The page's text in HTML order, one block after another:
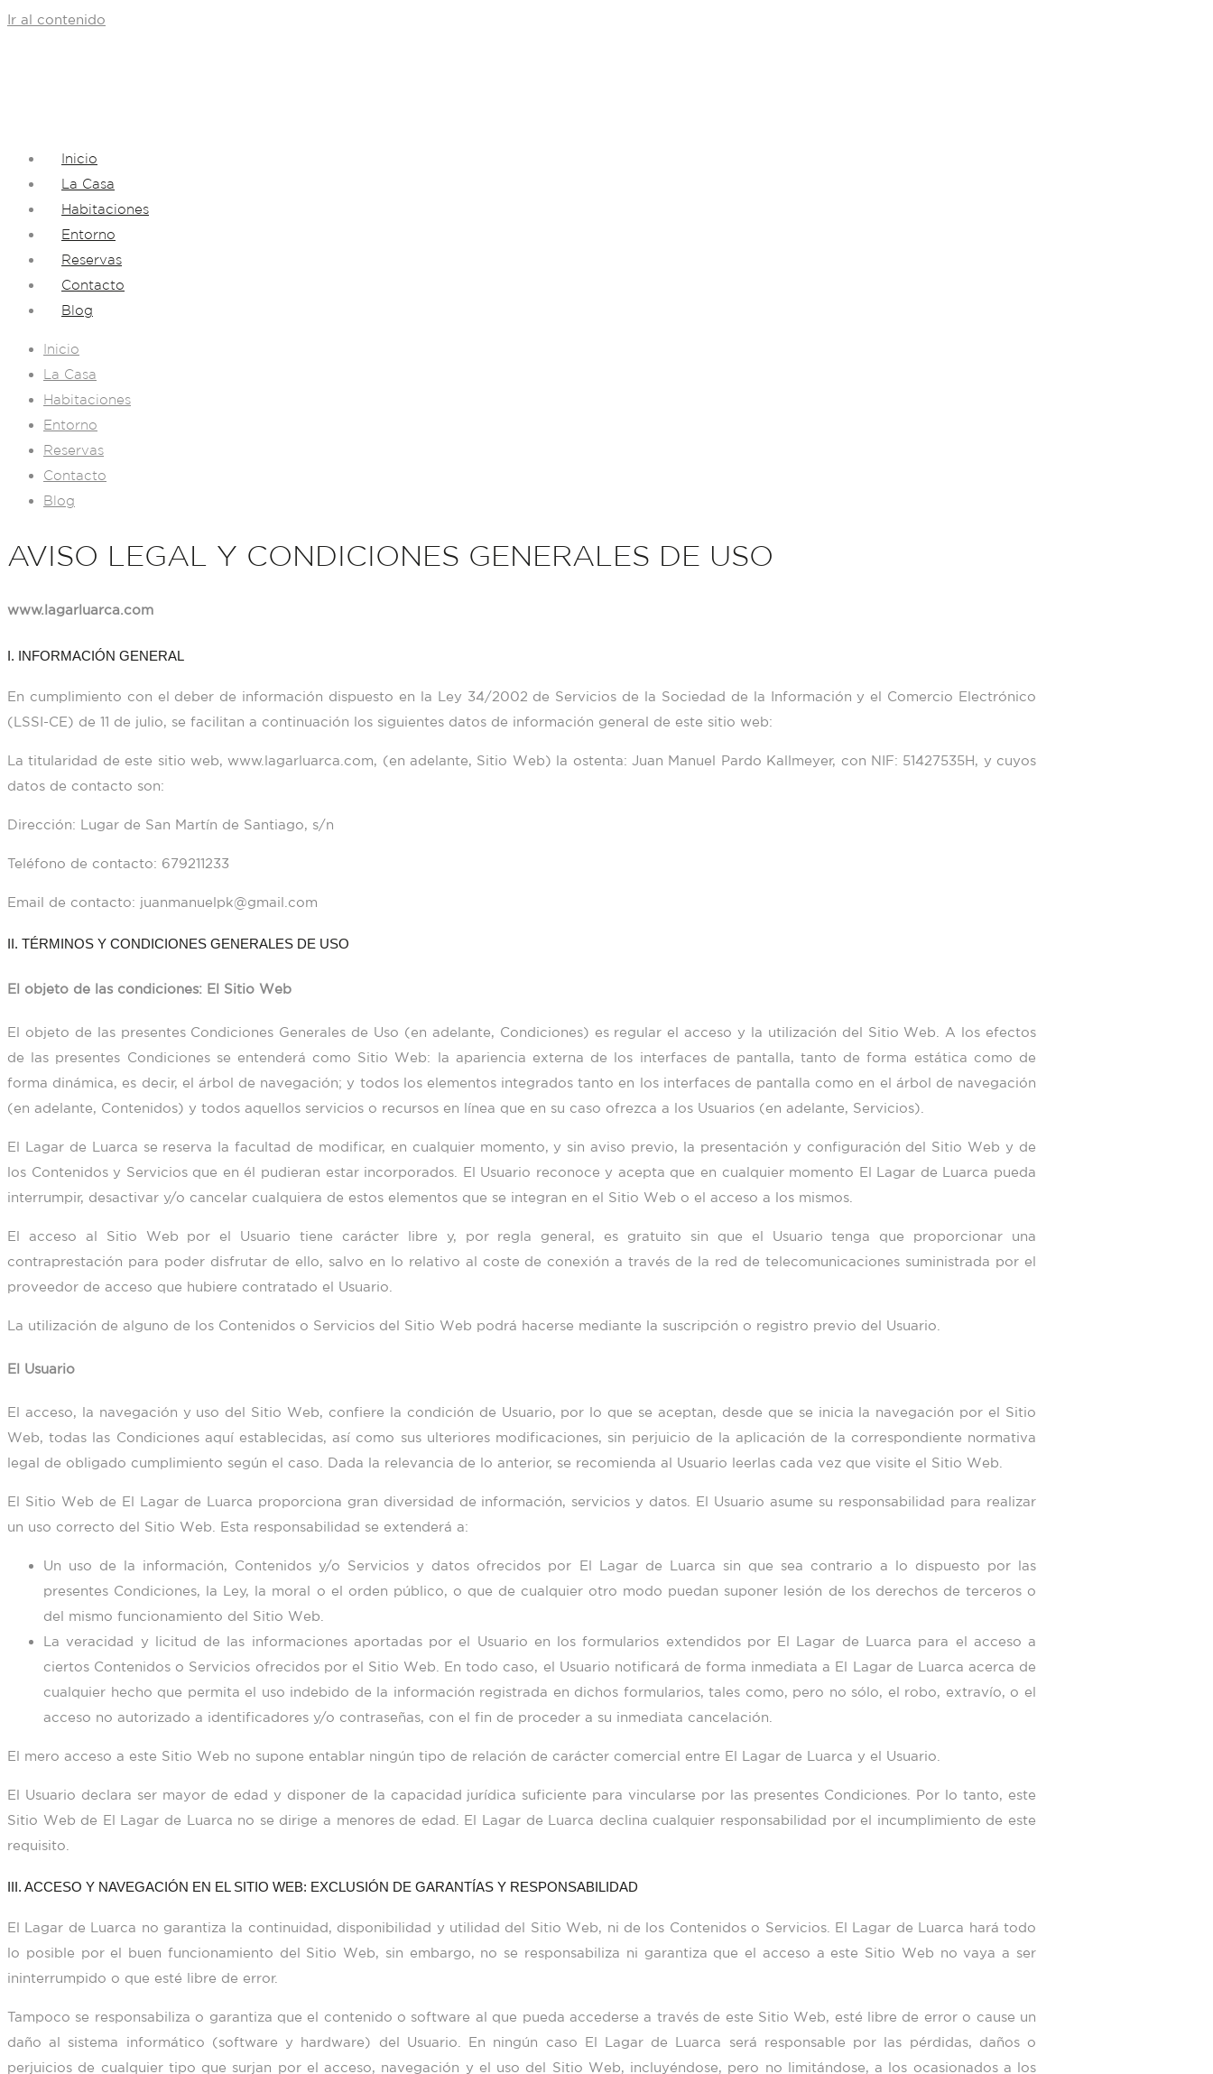
Ir al contenido
Inicio
La Casa
Habitaciones
Entorno
Reservas
Contacto
Blog
Inicio
La Casa
Habitaciones
Entorno
Reservas
Contacto
Blog
AVISO LEGAL Y CONDICIONES GENERALES DE USO
www.lagarluarca.com
I. INFORMACIÓN GENERAL
En cumplimiento con el deber de información dispuesto en la Ley 34/2002 de Servicios de la Sociedad de la Información y el Comercio Electrónico
(LSSI-CE) de 11 de julio, se facilitan a continuación los siguientes datos de información general de este sitio web:
La titularidad de este sitio web,www.lagarluarca.com, (en adelante, Sitio Web) la ostenta: Juan Manuel Pardo Kallmeyer, con NIF: 51427535H, y cuyos
datos de contacto son:
Dirección: Lugar de San Martín de Santiago, s/n
Teléfono de contacto: 679211233
Email de contacto: juanmanuelpk@gmail.com
II. TÉRMINOS Y CONDICIONES GENERALES DE USO
El objeto de las condiciones: El Sitio Web
El objeto de las presentes Condiciones Generales de Uso (en adelante, Condiciones) es regular el acceso y la utilización del Sitio Web. A los efectos
de las presentes Condiciones se entenderá como Sitio Web: la apariencia externa de los interfaces de pantalla, tanto de forma estática como de
forma dinámica, es decir, el árbol de navegación; y todos los elementos integrados tanto en los interfaces de pantalla como en el árbol de navegación
(en adelante, Contenidos) y todos aquellos servicios o recursos en línea que en su caso ofrezca a los Usuarios (en adelante, Servicios).
El Lagar de Luarca se reserva la facultad de modificar, en cualquier momento, y sin aviso previo, la presentación y configuración del Sitio Web y de
los Contenidos y Servicios que en él pudieran estar incorporados. El Usuario reconoce y acepta que en cualquier momento El Lagar de Luarca pueda
interrumpir, desactivar y/o cancelar cualquiera de estos elementos que se integran en el Sitio Web o el acceso a los mismos.
El acceso al Sitio Web por el Usuario tiene carácter libre y, por regla general, es gratuito sin que el Usuario tenga que proporcionar una
contraprestación para poder disfrutar de ello, salvo en lo relativo al coste de conexión a través de la red de telecomunicaciones suministrada por el
proveedor de acceso que hubiere contratado el Usuario.
La utilización de alguno de los Contenidos o Servicios del Sitio Web podrá hacerse mediante la suscripción o registro previo del Usuario.
El Usuario
El acceso, la navegación y uso del Sitio Web, confiere la condición de Usuario, por lo que se aceptan, desde que se inicia la navegación por el Sitio
Web, todas las Condiciones aquí establecidas, así como sus ulteriores modificaciones, sin perjuicio de la aplicación de la correspondiente normativa
legal de obligado cumplimiento según el caso. Dada la relevancia de lo anterior, se recomienda al Usuario leerlas cada vez que visite el Sitio Web.
El Sitio Web de El Lagar de Luarca proporciona gran diversidad de información, servicios y datos. El Usuario asume su responsabilidad para realizar
un uso correcto del Sitio Web. Esta responsabilidad se extenderá a:
Un uso de la información, Contenidos y/o Servicios y datos ofrecidos por El Lagar de Luarca sin que sea contrario a lo dispuesto por las
presentes Condiciones, la Ley, la moral o el orden público, o que de cualquier otro modo puedan suponer lesión de los derechos de terceros o
del mismo funcionamiento del Sitio Web.
La veracidad y licitud de las informaciones aportadas por el Usuario en los formularios extendidos por El Lagar de Luarca para el acceso a
ciertos Contenidos o Servicios ofrecidos por el Sitio Web. En todo caso, el Usuario notificará de forma inmediata a El Lagar de Luarca acerca de
cualquier hecho que permita el uso indebido de la información registrada en dichos formularios, tales como, pero no sólo, el robo, extravío, o el
acceso no autorizado a identificadores y/o contraseñas, con el fin de proceder a su inmediata cancelación.
El mero acceso a este Sitio Web no supone entablar ningún tipo de relación de carácter comercial entre El Lagar de Luarca y el Usuario.
El Usuario declara ser mayor de edad y disponer de la capacidad jurídica suficiente para vincularse por las presentes Condiciones. Por lo tanto, este
Sitio Web de El Lagar de Luarca no se dirige a menores de edad. El Lagar de Luarca declina cualquier responsabilidad por el incumplimiento de este
requisito.
III. ACCESO Y NAVEGACIÓN EN EL SITIO WEB: EXCLUSIÓN DE GARANTÍAS Y RESPONSABILIDAD
El Lagar de Luarca no garantiza la continuidad, disponibilidad y utilidad del Sitio Web, ni de los Contenidos o Servicios. El Lagar de Luarca hará todo
lo posible por el buen funcionamiento del Sitio Web, sin embargo, no se responsabiliza ni garantiza que el acceso a este Sitio Web no vaya a ser
ininterrumpido o que esté libre de error.
Tampoco se responsabiliza o garantiza que el contenido o software al que pueda accederse a través de este Sitio Web, esté libre de error o cause un
daño al sistema informático (software y hardware) del Usuario. En ningún caso El Lagar de Luarca será responsable por las pérdidas, daños o
perjuicios de cualquier tipo que surjan por el acceso, navegación y el uso del Sitio Web, incluyéndose, pero no limitándose, a los ocasionados a los